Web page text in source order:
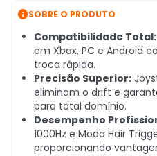
SOBRE O PRODUTO
Compatibilidade Total:
em Xbox, PC e Android
troca rápida.
Precisão Superior:
eliminam o drift e
para total domínio.
Desempenho
1000Hz e Modo Hair
proporcionando